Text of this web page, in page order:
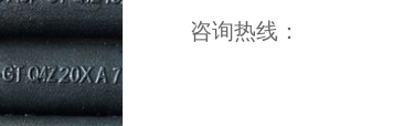
咨询热线：